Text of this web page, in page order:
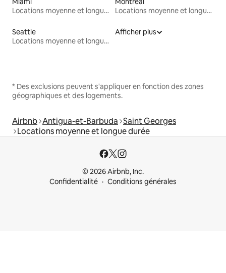
Locations moyenne et longue durée
Locations moyenne et longue durée
Seattle
Locations moyenne et longue durée
Afficher plus
* Des exclusions peuvent s'appliquer en fonction des zones
géographiques et des logements.
Airbnb Antigua-et-Barbuda Saint Georges
Locations moyenne et longue durée
© 2026 Airbnb, Inc.
Confidentialité
Conditions générales